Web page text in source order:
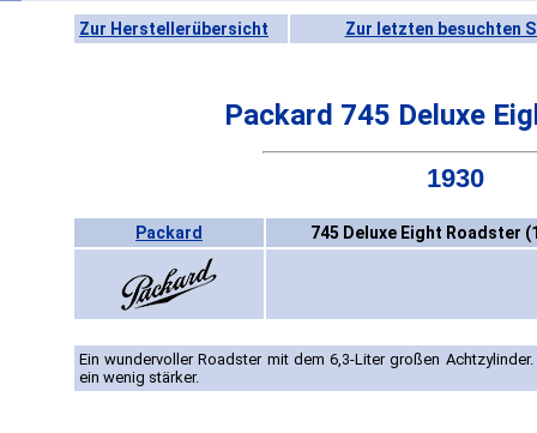
Zur Herstellerübersicht Zur letzten besuchten
Packard 745 Deluxe
1930
Packard 745 Deluxe Eight Roadster
Ein wundervoller Roadster mit dem 6,3-Liter großen
ein wenig stärker.